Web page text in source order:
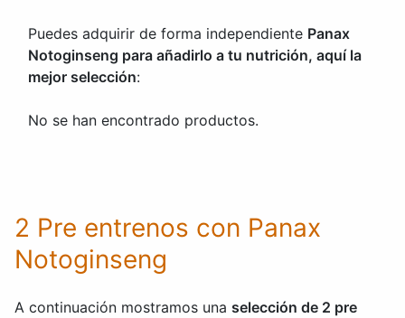
Puedes adquirir de forma independiente Panax
Notoginseng para añadirlo a tu nutrición, aquí la
mejor selección:
No se han encontrado productos.
2 Pre entrenos con Panax
Notoginseng
A continuación mostramos una selección de 2 pre